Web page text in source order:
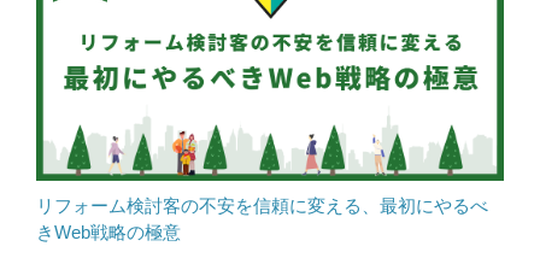
リフォーム検討客の不安を信頼に変える、最初にやるべ
きWeb戦略の極意